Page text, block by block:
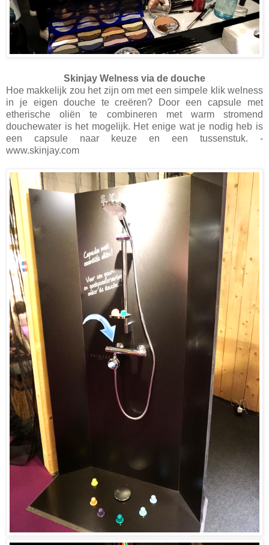
Skinjay Welness via de douche
Hoe makkelijk zou het zijn om met een simpele klik welness
in je eigen douche te creëren? Door een capsule met
etherische oliën te combineren met warm stromend
douchewater is het mogelijk. Het enige wat je nodig heb is
een capsule naar keuze en een tussenstuk. -
www.skinjay.com